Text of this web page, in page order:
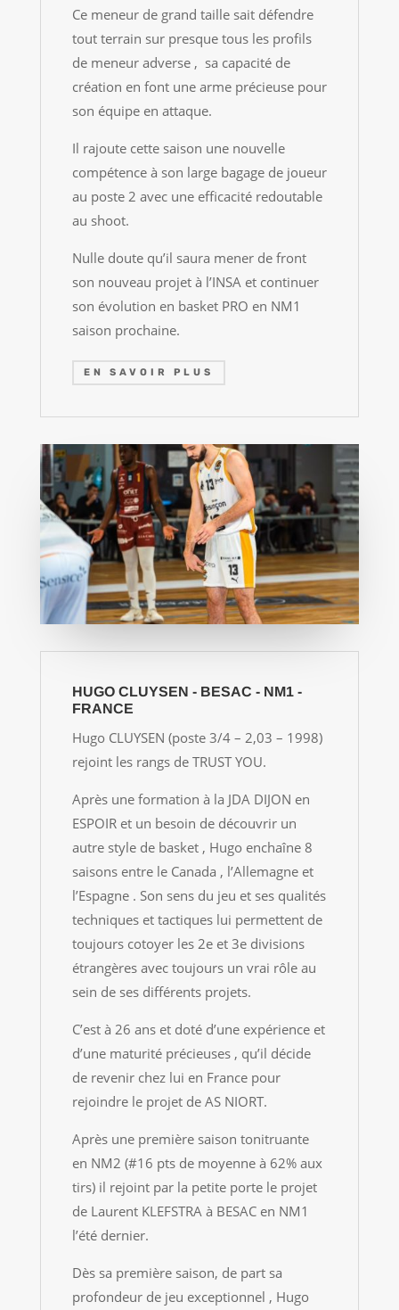
Ce meneur de grand taille sait défendre
tout terrain sur presque tous les profils
de meneur adverse , sa capacité de
création en font une arme précieuse pour
son équipe en attaque.
Il rajoute cette saison une nouvelle
compétence à son large bagage de joueur
au poste 2 avec une efficacité redoutable
au shoot.
Nulle doute qu’il saura mener de front
son nouveau projet à l’INSA et continuer
son évolution en basket PRO en NM1
saison prochaine.
EN SAVOIR PLUS
HUGO CLUYSEN - BESAC - NM1 -
FRANCE
Hugo CLUYSEN (poste 3/4 – 2,03 – 1998)
rejoint les rangs de TRUST YOU.
Après une formation à la JDA DIJON en
ESPOIR et un besoin de découvrir un
autre style de basket , Hugo enchaîne 8
saisons entre le Canada , l’Allemagne et
l’Espagne . Son sens du jeu et ses qualités
techniques et tactiques lui permettent de
toujours cotoyer les 2e et 3e divisions
étrangères avec toujours un vrai rôle au
sein de ses différents projets.
C’est à 26 ans et doté d’une expérience et
d’une maturité précieuses , qu’il décide
de revenir chez lui en France pour
rejoindre le projet de AS NIORT.
Après une première saison tonitruante
en NM2 (#16 pts de moyenne à 62% aux
tirs) il rejoint par la petite porte le projet
de Laurent KLEFSTRA à BESAC en NM1
l’été dernier.
Dès sa première saison, de part sa
profondeur de jeu exceptionnel , Hugo